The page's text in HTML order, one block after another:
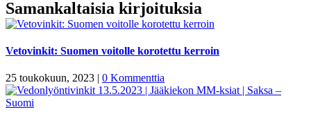
Samankaltaisia kirjoituksia
Vetovinkit: Suomen voitolle korotettu kerroin
25 toukokuun, 2023 | 0 Kommenttia